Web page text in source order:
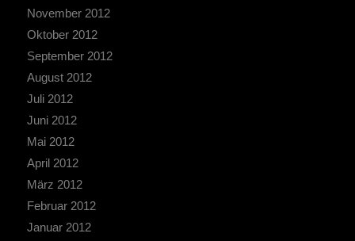
November 2012
Oktober 2012
September 2012
August 2012
Juli 2012
Juni 2012
Mai 2012
April 2012
März 2012
Februar 2012
Januar 2012